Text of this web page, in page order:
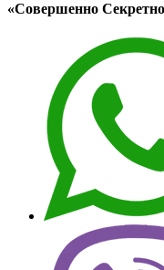
«Совершенно